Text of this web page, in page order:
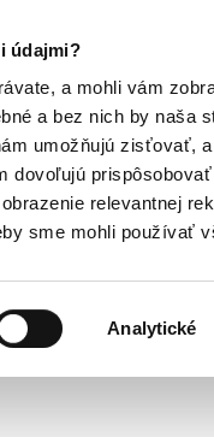
údajmi?
a mohli vám
a bez nich by naša
umožňujú zisťovať,
relevantnej
sme mohli používať
Analytické